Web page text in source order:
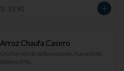
S/ 33.90
Arroz Chaufa Casero
Chicharrón de pollo crocante, huevo frito,
plátano frito.